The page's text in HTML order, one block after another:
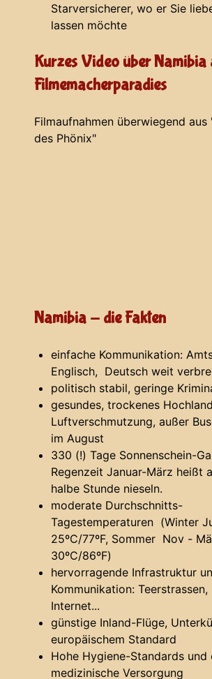
Starversicherer, wo er Sie
lassen möchte
Kurzes Video über Namibia
Filmemacherparadies
Filmaufnahmen überwiegend aus
des Phönix"
Namibia - die Fakten
einfache Kommunikation:
Englisch, Deutsch weit
politisch stabil, geringe
gesundes, trockenes
Luftverschmutzung, außer
im August
330 (!) Tage Sonnenschein-
Regenzeit Januar-März heißt
halbe Stunde nieseln.
moderate Durchschnitts-
Tagestemperaturen (Winter
25ºC/77ºF, Sommer Nov -
30ºC/86ºF)
hervorragende Infrastruktur
Kommunikation:
Internet...
günstige Inland-Flüge,
europäischem Standard
Hohe Hygiene-Standards und
medizinische Versorgung